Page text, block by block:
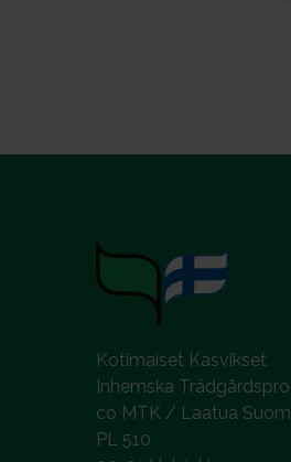
t
Kotimaiset Kasvikset
Inhemska
co MTK / Laatua
PL 510